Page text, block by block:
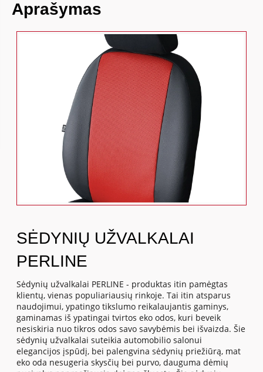
Aprašymas
SĖDYNIŲ UŽVALKALAI
PERLINE
Sėdynių užvalkalai PERLINE - produktas itin pamėgtas
klientų, vienas populiariausių rinkoje. Tai itin atsparus
naudojimui, ypatingo tikslumo reikalaujantis gaminys,
gaminamas iš ypatingai tvirtos eko odos, kuri beveik
nesiskiria nuo tikros odos savo savybėmis bei išvaizda. Šie
sėdynių užvalkalai suteikia automobilio salonui
elegancijos įspūdį, bei palengvina sėdynių priežiūrą, mat
eko oda nesugeria skysčių bei purvo, dauguma dėmių